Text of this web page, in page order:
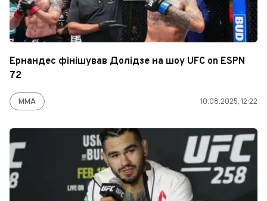
Ернандес фінішував Долідзе на шоу UFC on ESPN
72
ММА 10.08.2025, 12:22